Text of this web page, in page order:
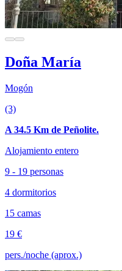
Doña María
Mogón
(3)
A 34.5 Km de Peñolite.
Alojamiento entero
9 - 19 personas
4 dormitorios
15 camas
19 €
pers./noche (aprox.)